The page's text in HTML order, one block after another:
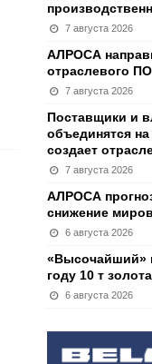
7 августа 2026
АЛРОСА
отраслевого ПО
7 августа 2026
Поставщики и
объединятся
создает
7 августа 2026
АЛРОСА
снижение
6 августа 2026
«Высочайший»
году 10 т золота
6 августа 2026